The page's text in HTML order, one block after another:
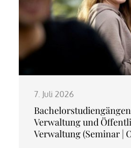
7. Juli 2026
Verwaltung und
Verwaltung (Seminar |